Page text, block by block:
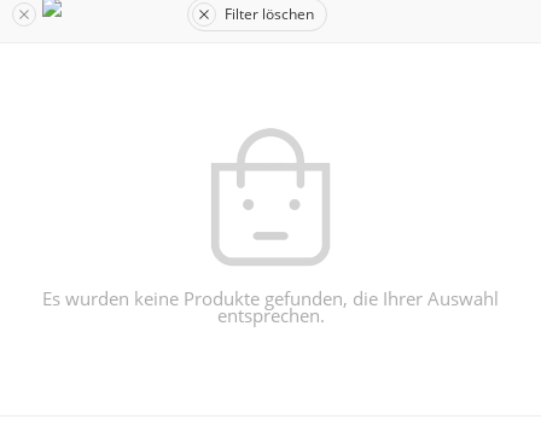
Filter löschen
Es wurden keine Produkte gefunden, die Ihrer Auswahl
entsprechen.